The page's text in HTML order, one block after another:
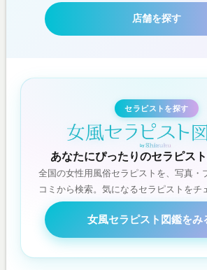
店舗を探す
セラピストを探す
あなたにぴったりのセラピス
全国の女性用風俗セラピストを、写真・
コミから検索。気になるセラピストをチ
女風セラピスト図鑑をみ